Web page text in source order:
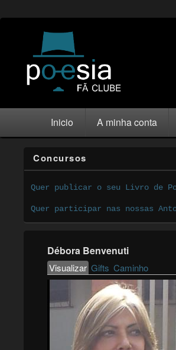
Inicio A minha conta
Concursos
Quer publicar o seu Livro de
Quer participar nas nossas
Débora Benvenuti
Primary tabs
Visualizar(active tab)
Gifts Caminho